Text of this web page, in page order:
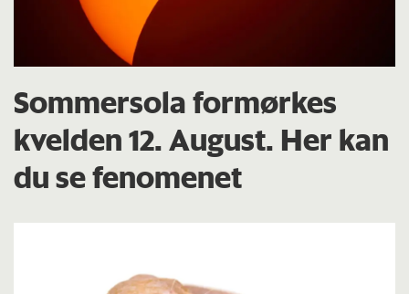
Sommersola formørkes
kvelden 12. August. Her kan
du se fenomenet